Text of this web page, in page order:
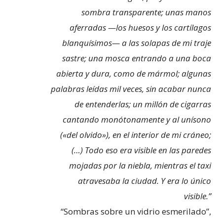
sombra transparente; unas manos
aferradas —los huesos y los cartílagos
blanquísimos— a las solapas de mi traje
sastre; una mosca entrando a una boca
abierta y dura, como de mármol; algunas
palabras leídas mil veces, sin acabar nunca
de entenderlas; un millón de cigarras
cantando monótonamente y al unísono
(«del olvido»), en el interior de mi cráneo;
(…) Todo eso era visible en las paredes
mojadas por la niebla, mientras el taxi
atravesaba la ciudad. Y era lo único
visible.”
“Sombras sobre un vidrio esmerilado”,